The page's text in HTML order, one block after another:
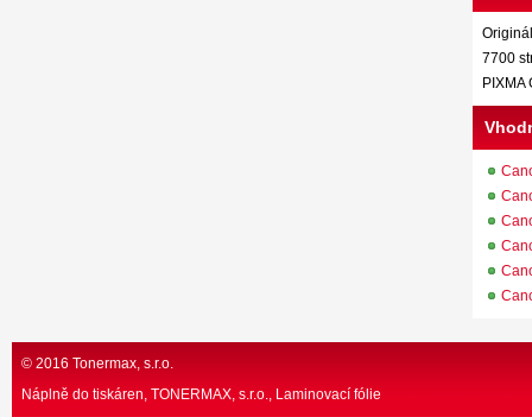
7700
PIXMA
© 2016 Tonermax, s.r.o.
Náplně do tiskáren, TONERMAX, s.r.o. Laminovací fólie